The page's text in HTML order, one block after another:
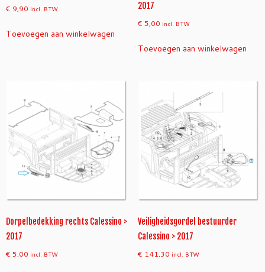
€ 9,90 incl. BTW
Toevoegen aan winkelwagen
2017
€ 5,00 incl. BTW
Toevoegen aan winkelwagen
Dorpelbedekking rechts Calessino >
2017
€ 5,00 incl. BTW
Veiligheidsgordel bestuurder
Calessino > 2017
€ 141,30 incl. BTW